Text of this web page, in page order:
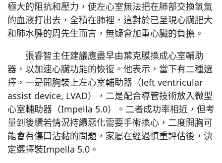
極大的阻抗和壓力，使左心室無法把在肺部交換氧氣
的血液打出去，全積在肺裡，這對於已呈現心臟肥大
和肺水腫的周先生而言，無疑會加重心臟的負擔。
張睿智主任建議應盡早由葉克膜換成心室輔助
器，以加速心臟功能的恢復。他表示，當下有二種選
擇，一是開胸裝上左心室輔助器（left ventricular
assist device, LVAD），二是配合導管技術放入微型
心室輔助器（Impella 5.0）。二者成功率相近，但考
量到後續若情況持續惡化需要手術換心，二度開胸可
能會有傷口沾黏的問題，家屬在經過慎重評估後，決
定選擇裝Impella 5.0。